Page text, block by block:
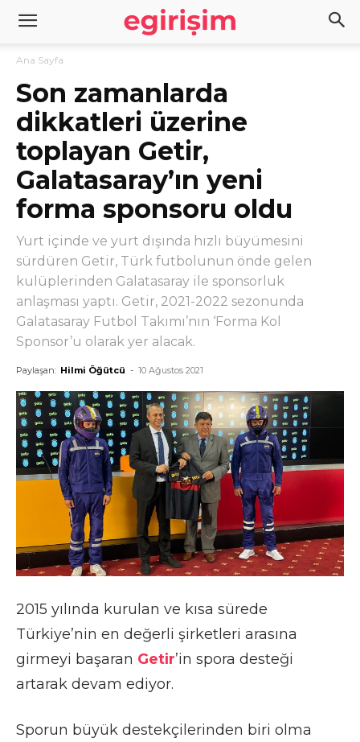
Ana Sayfa
Son zamanlarda
dikkatleri üzerine
toplayan Getir,
Galatasaray’ın yeni
forma sponsoru oldu
Yurt içinde ve yurt dışında hızlı büyümesini
sürdüren Getir, Türk futbolunun önde gelen
kulüplerinden Galatasaray ile sponsorluk
anlaşması yaptı. Getir, 2021-2022 sezonunda
Galatasaray Futbol Takımı’nın ‘Forma Kol
Sponsor’u olarak yer alacak.
Paylaşan: Hilmi Öğütcü - 10 Ağustos 2021
2015 yılında kurulan ve kısa sürede
Türkiye’nin en değerli şirketleri arasına
girmeyi başaran Getir’in spora desteği
artarak devam ediyor.
Sporun büyük destekçilerinden biri olma